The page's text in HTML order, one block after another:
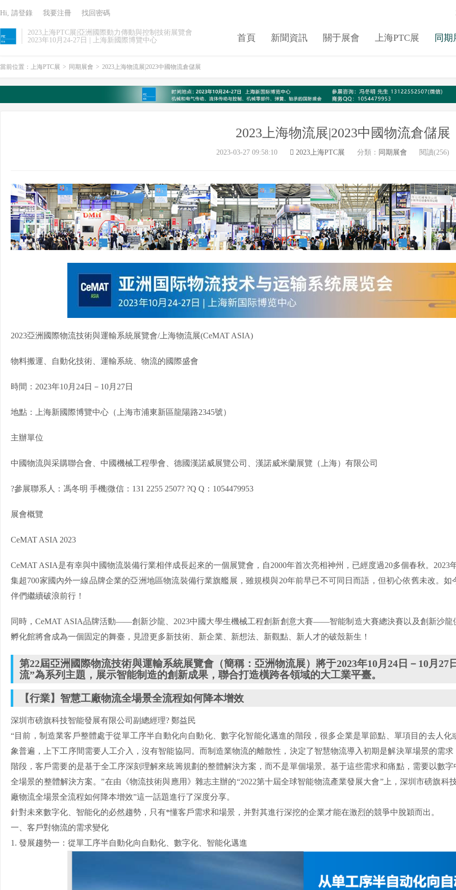
2023上海PTC展|亞洲國際動力傳動與控制技術展覽會
2023年10月24-27日 | 上海新國際博覽中心
首頁 新聞資訊 關于展會 上海PTC展 同期
Hi, 請登錄 我要注冊 找回密碼
當前位置： 上海PTC展 > 同期展會 > 2023上海物流展|2023中國物流倉儲展
2023上海物流展|2023中國物流倉儲展
2023-03-27 09:58:10 2023上海PTC展 分類： 同期展會 閱讀(256)
2023亞洲國際物流技術與運輸系統展覽會/上海物流展(CeMAT ASIA)
物料搬運、自動化技術、運輸系統、物流的國際盛會
時間：2023年10月24日－10月27日
地點：上海新國際博覽中心（上海市浦東新區龍陽路2345號）
主辦單位
中國物流與采購聯合會、中國機械工程學會、德國漢諾威展覽公司、漢諾威米蘭展覽（上海）有限公司
?參展聯系人：馮冬明 手機|微信：131 2255 2507? ?Q Q：1054479953
展會概覽
CeMAT ASIA 2023
CeMAT ASIA是有幸與中國物流裝備行業相伴成長起來的一個展覽會，自2000年首次亮相神州，已經度過20多個春秋。2023
集超700家國內外一線品牌企業的亞洲地區物流裝備行業旗艦展，雖規模與20年前早已不可同日而語，但初心依舊未改。
伴們繼續破浪前行！
同時，CeMAT ASIA品牌活動——創新沙龍、2023中國大學生機械工程創新創意大賽——智能制造大賽總決賽以及創新沙龍
孵化館將會成為一個固定的舞臺，見證更多新技術、新企業、新想法、新觀點、新人才的破殼新生！
第22屆亞洲國際物流技術與運輸系統展覽會（簡稱：亞洲物流展）將于2023年10月24日－10月
流”為系列主題，展示智能制造的創新成果，聯合打造橫跨各領域的大工業平臺。
【行業】智慧工廠物流全場景全流程如何降本增效
深圳市磅旗科技智能發展有限公司副總經理? 鄭益民
“目前，制造業客戶整體處于從單工序半自動化向自動化、數字化智能化邁進的階段，很多企業是單節點、單項目的去人
象普遍，上下工序間需要人工介入，沒有智能協同。而制造業物流的離散性，決定了智慧物流導入初期是解決單場景的需
階段，客戶需要的是基于全工序深刻理解來統籌規劃的整體解決方案，而不是單個場景。基于這些需求和痛點，需要以數
全場景的整體解決方案。”在由《物流技術與應用》雜志主辦的“2022第十屆全球智能物流產業發展大會”上，深圳市磅旗
廠物流全場景全流程如何降本增效”這一話題進行了深度分享。
針對未來數字化、智能化的必然趨勢，只有*懂客戶需求和場景，并對其進行深挖的企業才能在激烈的競爭中脫穎而出。
一、客戶對物流的需求變化
1. 發展趨勢一：從單工序半自動化向自動化、數字化、智能化邁進